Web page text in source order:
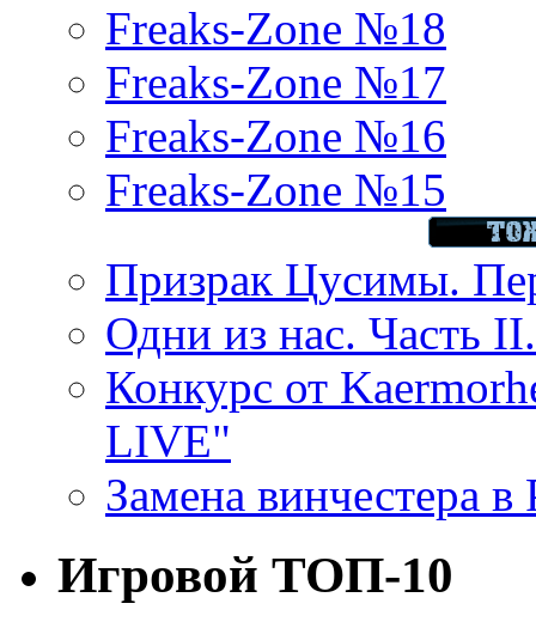
Freaks-Zone №18
Freaks-Zone №17
Freaks-Zone №16
Freaks-Zone №15
Призрак Цусимы.
Одни из нас. Часть
Конкурс от
LIVE"
Замена винчестера
Игровой ТОП-10